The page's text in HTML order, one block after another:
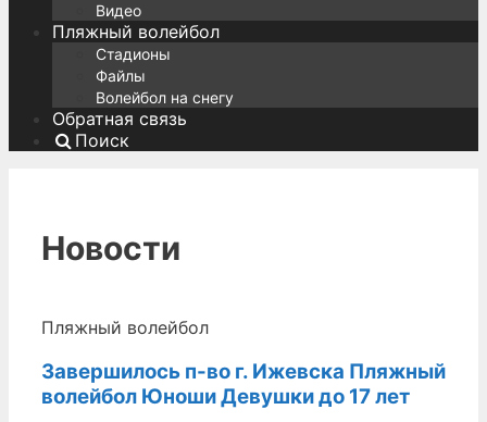
Видео
Пляжный волейбол
Стадионы
Файлы
Волейбол на снегу
Обратная связь
Поиск
Новости
Пляжный волейбол
Завершилось п-во г. Ижевска Пляжный
волейбол Юноши Девушки до 17 лет